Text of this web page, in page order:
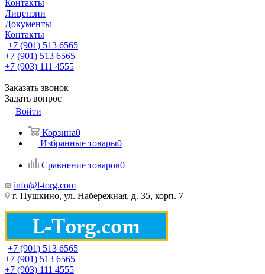
Контакты
Лицензии
Документы
Контакты
+7 (901) 513 6565
+7 (901) 513 6565
+7 (903) 111 4555
Заказать звонок
Задать вопрос
Войти
Корзина0
Избранные товары0
Сравнение товаров0
info@l-torg.com
г. Пушкино, ул. Набережная, д. 35, корп. 7
+7 (901) 513 6565
+7 (901) 513 6565
+7 (903) 111 4555